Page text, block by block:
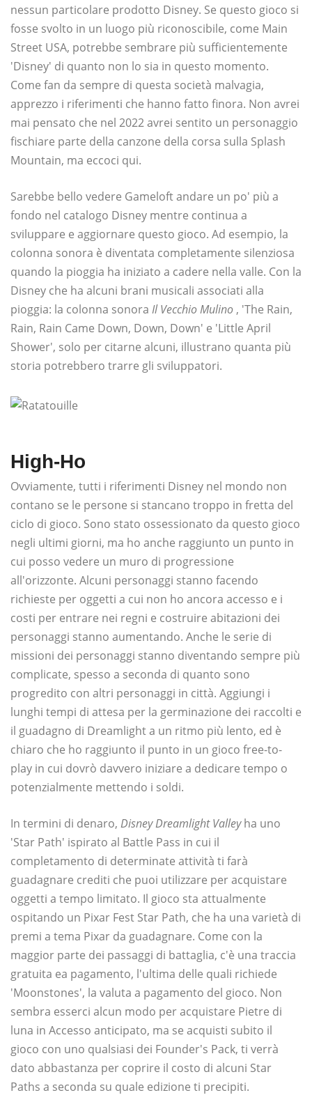
nessun particolare prodotto Disney. Se questo gioco si
fosse svolto in un luogo più riconoscibile, come Main
Street USA, potrebbe sembrare più sufficientemente
'Disney' di quanto non lo sia in questo momento.
Come fan da sempre di questa società malvagia,
apprezzo i riferimenti che hanno fatto finora. Non avrei
mai pensato che nel 2022 avrei sentito un personaggio
fischiare parte della canzone della corsa sulla Splash
Mountain, ma eccoci qui.
Sarebbe bello vedere Gameloft andare un po' più a
fondo nel catalogo Disney mentre continua a
sviluppare e aggiornare questo gioco. Ad esempio, la
colonna sonora è diventata completamente silenziosa
quando la pioggia ha iniziato a cadere nella valle. Con la
Disney che ha alcuni brani musicali associati alla
pioggia: la colonna sonora Il Vecchio Mulino , 'The Rain,
Rain, Rain Came Down, Down, Down' e 'Little April
Shower', solo per citarne alcuni, illustrano quanta più
storia potrebbero trarre gli sviluppatori.
High-Ho
Ovviamente, tutti i riferimenti Disney nel mondo non
contano se le persone si stancano troppo in fretta del
ciclo di gioco. Sono stato ossessionato da questo gioco
negli ultimi giorni, ma ho anche raggiunto un punto in
cui posso vedere un muro di progressione
all'orizzonte. Alcuni personaggi stanno facendo
richieste per oggetti a cui non ho ancora accesso e i
costi per entrare nei regni e costruire abitazioni dei
personaggi stanno aumentando. Anche le serie di
missioni dei personaggi stanno diventando sempre più
complicate, spesso a seconda di quanto sono
progredito con altri personaggi in città. Aggiungi i
lunghi tempi di attesa per la germinazione dei raccolti e
il guadagno di Dreamlight a un ritmo più lento, ed è
chiaro che ho raggiunto il punto in un gioco free-to-
play in cui dovrò davvero iniziare a dedicare tempo o
potenzialmente mettendo i soldi.
In termini di denaro, Disney Dreamlight Valleyha uno
'Star Path' ispirato al Battle Pass in cui il
completamento di determinate attività ti farà
guadagnare crediti che puoi utilizzare per acquistare
oggetti a tempo limitato. Il gioco sta attualmente
ospitando un Pixar Fest Star Path, che ha una varietà di
premi a tema Pixar da guadagnare. Come con la
maggior parte dei passaggi di battaglia, c'è una traccia
gratuita ea pagamento, l'ultima delle quali richiede
'Moonstones', la valuta a pagamento del gioco. Non
sembra esserci alcun modo per acquistare Pietre di
luna in Accesso anticipato, ma se acquisti subito il
gioco con uno qualsiasi dei Founder's Pack, ti ​​verrà
dato abbastanza per coprire il costo di alcuni Star
Paths a seconda su quale edizione ti precipiti.